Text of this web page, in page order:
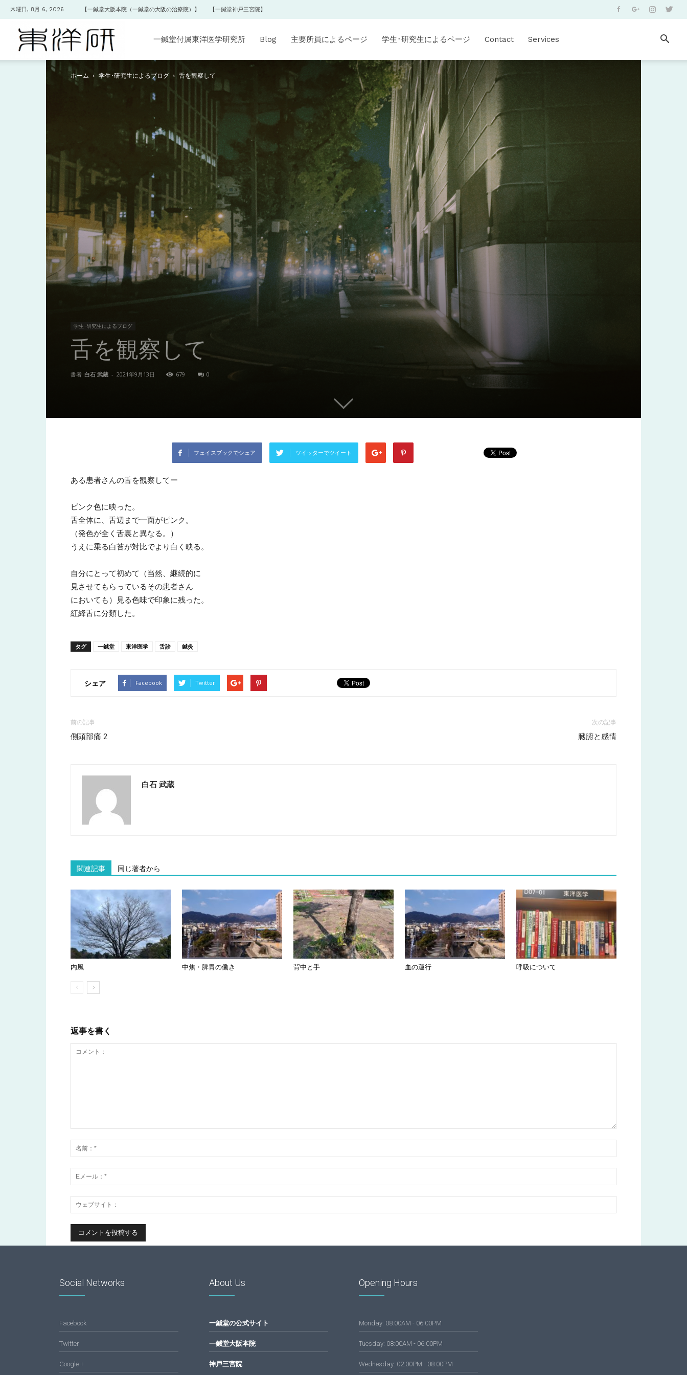
木曜日, 8月 6, 2026 【一鍼堂大阪本院（一鍼堂の大阪の治療院）】 【一鍼堂神戸三宮院】
鍼
属
東
医
一鍼堂付属東洋医学研究所 Blog 主要所員によるページ 学生･研究生によるページ Contact Services
ホーム 学生･研究生によるブログ 舌を観察して
学生･研究生によるブログ
舌を観察して
書者 白石 武蔵 - 2021年9月13日 679 0
フェイスブックでシェア ツイッターでツイート
ある患者さんの舌を観察してー
ピンク色に映った。
舌全体に、舌辺まで一面がピンク。
（発色が全く舌裏と異なる。）
うえに乗る白苔が対比でより白く映る。
自分にとって初めて（当然、継続的に
見させてもらっているその患者さん
においても）見る色味で印象に残った。
紅絳舌に分類した。
タグ 一鍼堂 東洋医学 舌診 鍼灸
シェア Facebook Twitter
前の記事
側頭部痛 2
次の記事
臓腑と感情
白石 武蔵
関連記事 同じ著者から
内風 中焦・脾胃の働き 背中と手 血の運行 呼吸について
返事を書く
Social Networks
Facebook
Twitter
Google +
About Us
一鍼堂の公式サイト
一鍼堂大阪本院
神戸三宮院
Opening Hours
Monday: 08:00AM - 06:00PM
Tuesday: 08:00AM - 06:00PM
Wednesday: 02:00PM - 08:00PM